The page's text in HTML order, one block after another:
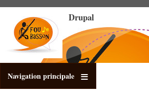
contenuto
principale
Drupal
Navigation principale